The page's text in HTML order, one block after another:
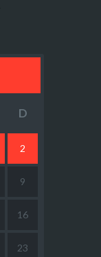
D
2
9
16
23